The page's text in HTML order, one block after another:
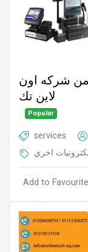
من شركه اون
لاين تك
Popular
services
اخري
Add to